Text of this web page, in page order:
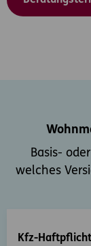
Basis-
welches
Kfz-Haftpflicht